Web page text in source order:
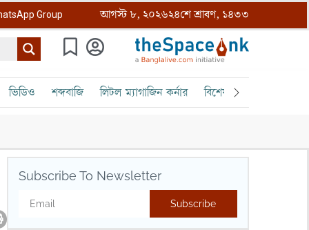
Group আগস্ট ৮, ২০২৬২৪শে শ্রাবণ, ১৪৩৩
ভিডিও শব্দবাজি লিটল ম্যাগাজিন কর্নার বিশেষ ক্রোড়পত্র
Subscribe To Newsletter
Subscribe